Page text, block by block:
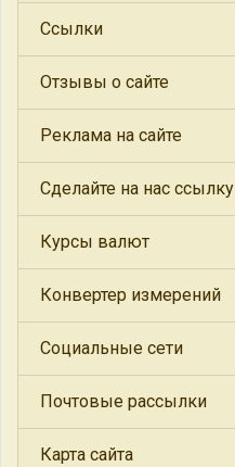
Ссылки
Отзывы о сайте
Реклама на сайте
Сделайте на нас ссылку
Курсы валют
Конвертер измерений
Социальные сети
Почтовые рассылки
Карта сайта